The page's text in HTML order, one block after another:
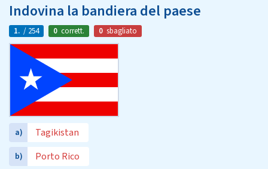
Indovina la bandiera del paese
1. / 254 0 corrett. 0 sbagliato
a) Tagikistan
b) Porto Rico